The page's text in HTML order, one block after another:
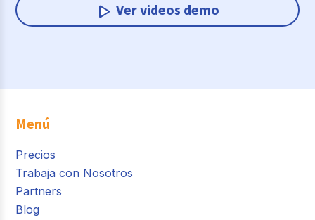
Ver videos demo
Menú
Precios
Trabaja con Nosotros
Partners
Blog